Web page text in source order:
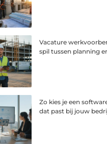
Vacature
spil tussen planning
Zo kies je een
dat past bij jouw